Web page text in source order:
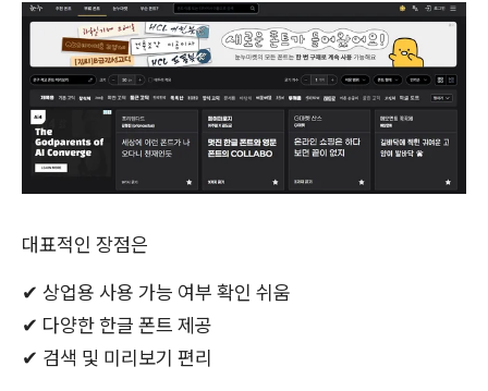
대표적인 장점은
✔ 상업용 사용 가능 여부 확인 쉬움
✔ 다양한 한글 폰트 제공
✔ 검색 및 미리보기 편리